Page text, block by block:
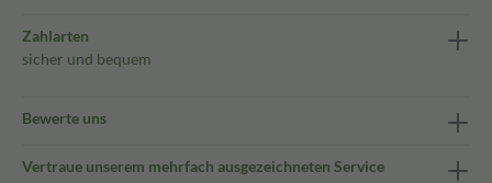
Zahlarten
sicher und bequem
Bewerte uns
Vertraue unserem mehrfach ausgezeichneten Service